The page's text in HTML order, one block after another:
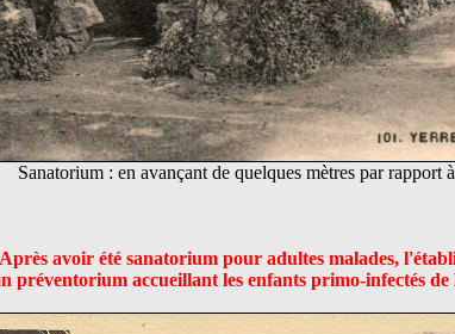
Sanatorium : en avançant de quelques mètres par rapport
Après avoir été sanatorium pour adultes malades,
préventorium accueillant les enfants primo-infectés